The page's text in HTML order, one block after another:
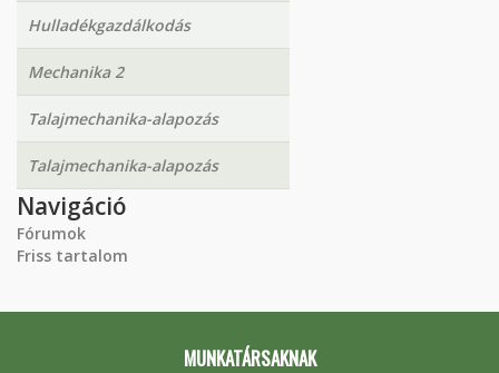
Hulladékgazdálkodás
Mechanika 2
Talajmechanika-alapozás
Talajmechanika-alapozás
Navigáció
Fórumok
Friss tartalom
MUNKATÁRSAKNAK